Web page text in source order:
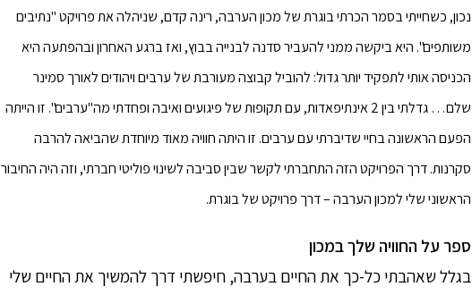
נכון, כשחייתי בסמר הכרתי בוגרת של מכון הערבה, רינה קדם, שניהלה את פרויקט "נתיבים
משותפים". היא ביקשה ממני להעביר סדנה לבנייה בבוץ, ואז ברגע האחרון ובהפתעה היא
הכניסה אותי לתפקיד יותר גדול: להוביל קבוצה מעורבת של ערבים ויהודים לאורך סמינר
שלם… גדלתי בין 2 אינתיפאדות, עם תקופות של פיגועים ואיבה ופחדתי מה"ערבים". זו הייתה
הפעם הראשונה בחיי שדיברתי עם ערבים. זו היתה חוויה מאוד מיוחדת שהביאה להרבה
סקרנות. דרך הפרויקט הזה התחברתי לקשר שבין סביבה לשינוי פוליטי חברתי, וזה היה החיבור
הראשוני שלי למכון הערבה – דרך פרויקט של בוגרת.
ספר על החוויה שלך במכון
בגלל שאהבתי כל-כך את החיים בערבה, חיפשתי דרך להמשיך את החיים שלי